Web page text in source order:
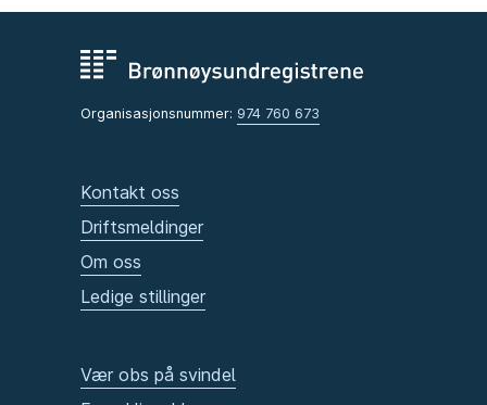
Organisasjonsnummer: 974 760 673
Kontakt oss
Driftsmeldinger
Om oss
Ledige stillinger
Vær obs på svindel